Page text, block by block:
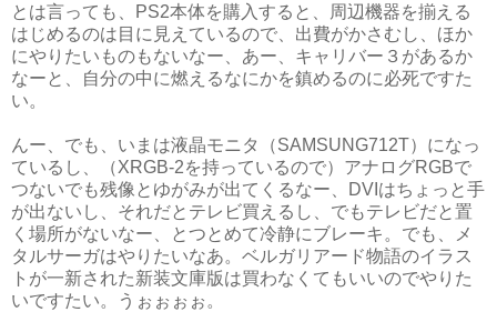
とは言っても、PS2本体を購入すると、周辺機器を揃える
はじめるのは目に見えているので、出費がかさむし、ほか
にやりたいものもないなー、あー、キャリバー３があるか
なーと、自分の中に燃えるなにかを鎮めるのに必死ですた
い。
んー、でも、いまは液晶モニタ（SAMSUNG712T）になっ
ているし、（XRGB-2を持っているので）アナログRGBで
つないでも残像とゆがみが出てくるなー、DVIはちょっと手
が出ないし、それだとテレビ買えるし、でもテレビだと置
く場所がないなー、とつとめて冷静にブレーキ。でも、メ
タルサーガはやりたいなあ。ベルガリアード物語のイラス
トが一新された新装文庫版は買わなくてもいいのでやりた
いですたい。うぉぉぉぉ。